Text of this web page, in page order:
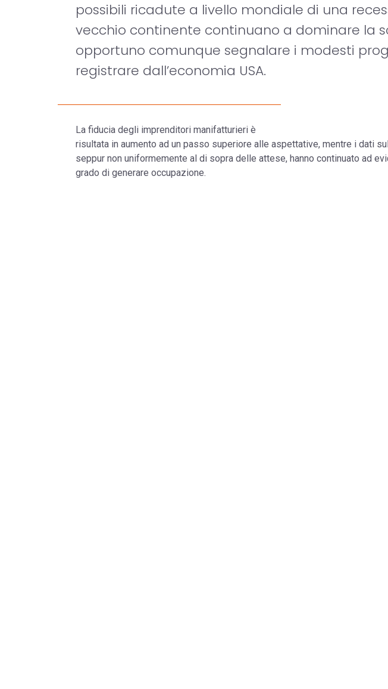
possibili ricadute a livello mondiale di una
vecchio continente continuano a dominare la
opportuno comunque segnalare i modesti
registrare dall’economia USA.
La fiducia degli imprenditori manifatturieri è
risultata in aumento ad un passo superiore alle aspettative, mentre i dati
seppur non uniformemente al di sopra delle attese, hanno continuato ad
grado di generare occupazione.